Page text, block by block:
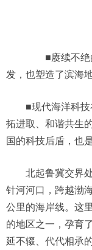
■赓续不绝的
发，也塑造了滨海
■现代海洋科
拓进取、和谐共生
国的科技后盾，也
北起鲁冀交界
针河河口，跨越渤
公里的海岸线。这
的地区之一，孕育
延不辍、代代相承